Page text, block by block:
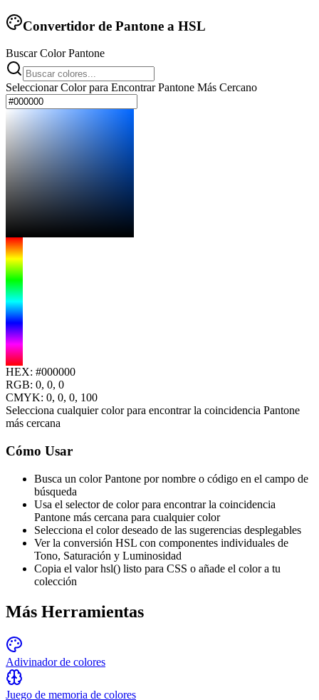
Convertidor de Pantone a HSL
Buscar Color Pantone
Seleccionar Color para Encontrar Pantone Más Cercano
HEX: #000000
RGB: 0, 0, 0
CMYK: 0, 0, 0, 100
Selecciona cualquier color para encontrar la coincidencia Pantone
más cercana
Cómo Usar
Busca un color Pantone por nombre o código en el campo de
búsqueda
Usa el selector de color para encontrar la coincidencia
Pantone más cercana para cualquier color
Selecciona el color deseado de las sugerencias desplegables
Ver la conversión HSL con componentes individuales de
Tono, Saturación y Luminosidad
Copia el valor hsl() listo para CSS o añade el color a tu
colección
Más Herramientas
Adivinador de colores
Juego de memoria de colores